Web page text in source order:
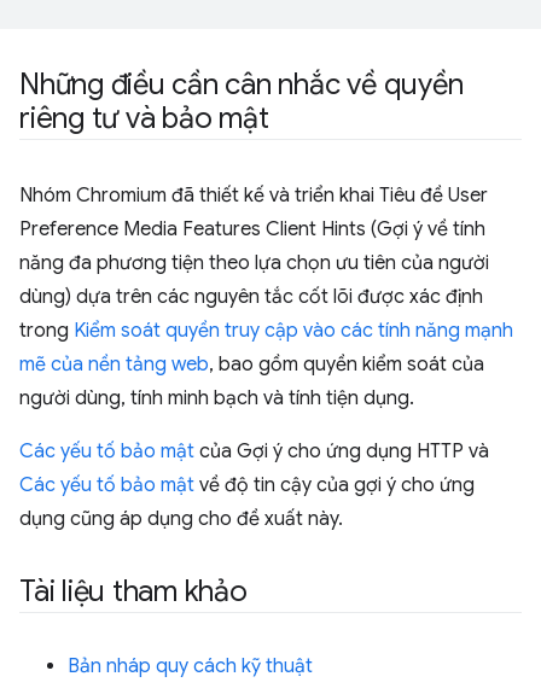
Những điều cần cân nhắc về quyền
riêng tư và bảo mật
Nhóm Chromium đã thiết kế và triển khai Tiêu đề User
Preference Media Features Client Hints (Gợi ý về tính
năng đa phương tiện theo lựa chọn ưu tiên của người
dùng) dựa trên các nguyên tắc cốt lõi được xác định
trong Kiểm soát quyền truy cập vào các tính năng mạnh
mẽ của nền tảng web, bao gồm quyền kiểm soát của
người dùng, tính minh bạch và tính tiện dụng.
Các yếu tố bảo mật của Gợi ý cho ứng dụng HTTP và
Các yếu tố bảo mật về độ tin cậy của gợi ý cho ứng
dụng cũng áp dụng cho đề xuất này.
Tài liệu tham khảo
Bản nháp quy cách kỹ thuật